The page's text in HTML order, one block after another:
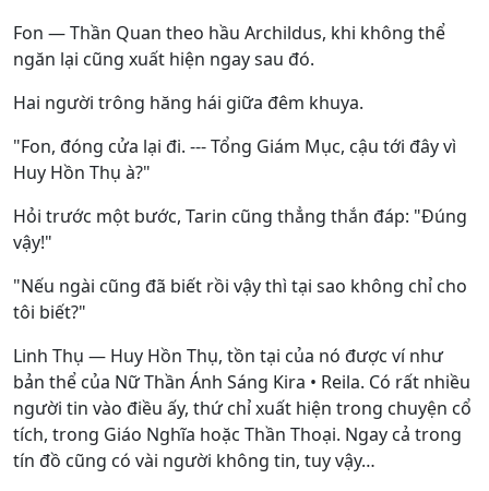
Fon — Thần Quan theo hầu Archildus, khi không thể
ngăn lại cũng xuất hiện ngay sau đó.
Hai người trông hăng hái giữa đêm khuya.
"Fon, đóng cửa lại đi. --- Tổng Giám Mục, cậu tới đây vì
Huy Hồn Thụ à?"
Hỏi trước một bước, Tarin cũng thẳng thắn đáp: "Đúng
vậy!"
"Nếu ngài cũng đã biết rồi vậy thì tại sao không chỉ cho
tôi biết?"
Linh Thụ — Huy Hồn Thụ, tồn tại của nó được ví như
bản thể của Nữ Thần Ánh Sáng Kira • Reila. Có rất nhiều
người tin vào điều ấy, thứ chỉ xuất hiện trong chuyện cổ
tích, trong Giáo Nghĩa hoặc Thần Thoại. Ngay cả trong
tín đồ cũng có vài người không tin, tuy vậy…